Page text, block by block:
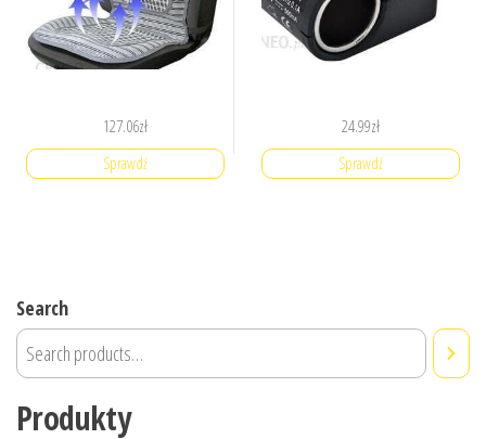
127.06zł
Sprawdź
24.99zł
Sprawdź
Search
Produkty